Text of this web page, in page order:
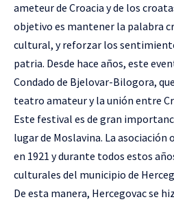
ameteur de Croacia y de los
objetivo es mantener la palabra
cultural, y reforzar los
patria. Desde hace años, este
Condado de Bjelovar-Bilogora,
teatro amateur y la unión entre
Este festival es de gran
lugar de Moslavina. La asociación
en 1921 y durante todos estos
culturales del municipio de
De esta manera, Hercegovac se